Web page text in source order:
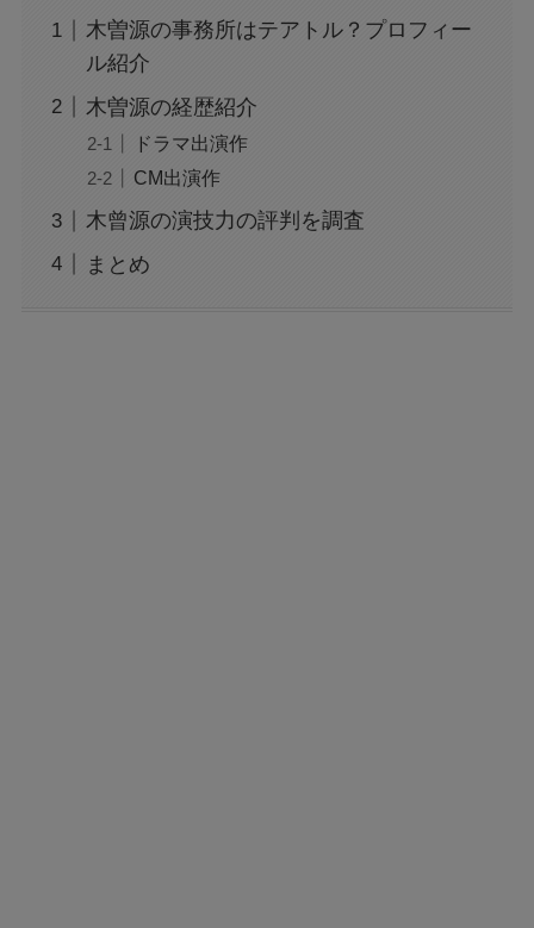
木曽源の事務所はテアトル？プロフィー
ル紹介
木曽源の経歴紹介
ドラマ出演作
CM出演作
木曾源の演技力の評判を調査
まとめ